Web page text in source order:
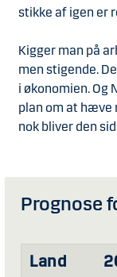
stikke af igen er
Kigger man på
men stigende.
i økonomien. Og
plan om at hæve
nok bliver den
Prognose
Land